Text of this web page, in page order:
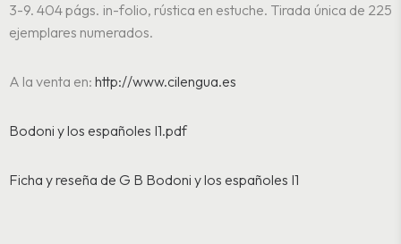
3-9. 404 págs. in-folio, rústica en estuche. Tirada única de 225
ejemplares numerados.
A la venta en: http://www.cilengua.es
Bodoni y los españoles I1.pdf
Ficha y reseña de G B Bodoni y los españoles I1